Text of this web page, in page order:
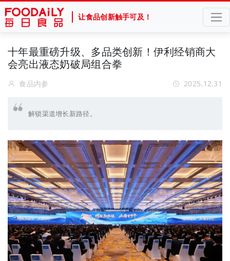
让食品创新触手可及！
十年最重磅升级、多品类创新！伊利经销商大
会亮出液态奶破局组合拳
食品内参 2025.12.31
解锁渠道增长新路径。